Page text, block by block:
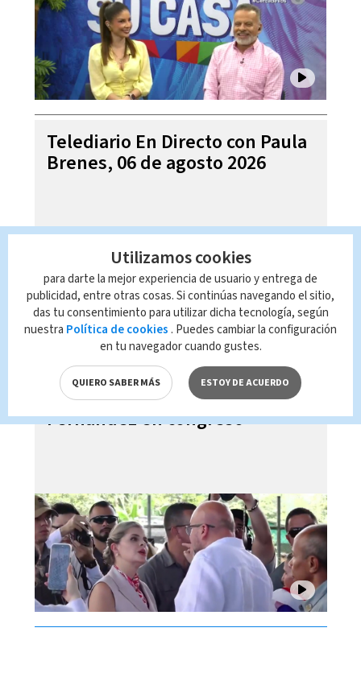
Telediario En Directo con Paula
Brenes, 06 de agosto 2026
Edgardo Araya insulta a Laura
Fernández en congreso
Utilizamos cookies
para darte la mejor experiencia de usuario y entrega de
publicidad, entre otras cosas. Si continúas navegando el sitio,
das tu consentimiento para utilizar dicha tecnología, según
nuestra Política de cookies . Puedes cambiar la configuración
en tu navegador cuando gustes.
QUIERO SABER MÁS ESTOY DE ACUERDO